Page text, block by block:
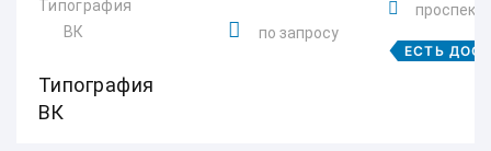
Типография
ВК
по запросу
проспект
ЕСТЬ